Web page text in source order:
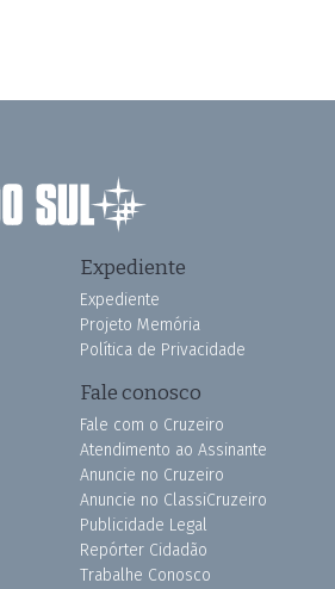
Expediente
Expediente
Projeto Memória
Política de Privacidade
Fale conosco
Fale com o Cruzeiro
Atendimento ao Assinante
Anuncie no Cruzeiro
Anuncie no ClassiCruzeiro
Publicidade Legal
Repórter Cidadão
Trabalhe Conosco